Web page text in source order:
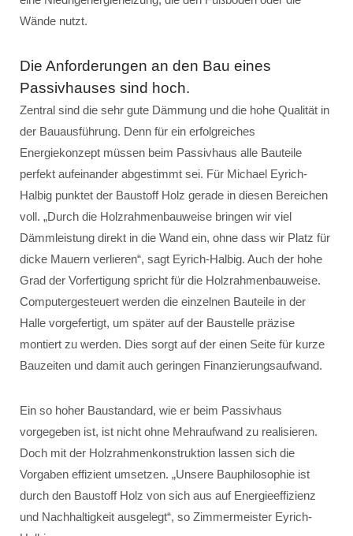
Wände nutzt.
Die Anforderungen an den Bau eines
Passivhauses sind hoch.
Zentral sind die sehr gute Dämmung und die hohe Qualität in
der Bauausführung. Denn für ein erfolgreiches
Energiekonzept müssen beim Passivhaus alle Bauteile
perfekt aufeinander abgestimmt sei. Für Michael Eyrich-
Halbig punktet der Baustoff Holz gerade in diesen Bereichen
voll. „Durch die Holzrahmenbauweise bringen wir viel
Dämmleistung direkt in die Wand ein, ohne dass wir Platz für
dicke Mauern verlieren“, sagt Eyrich-Halbig. Auch der hohe
Grad der Vorfertigung spricht für die Holzrahmenbauweise.
Computergesteuert werden die einzelnen Bauteile in der
Halle vorgefertigt, um später auf der Baustelle präzise
montiert zu werden. Dies sorgt auf der einen Seite für kurze
Bauzeiten und damit auch geringen Finanzierungsaufwand.
Ein so hoher Baustandard, wie er beim Passivhaus
vorgegeben ist, ist nicht ohne Mehraufwand zu realisieren.
Doch mit der Holzrahmenkonstruktion lassen sich die
Vorgaben effizient umsetzen. „Unsere Bauphilosophie ist
durch den Baustoff Holz von sich aus auf Energieeffizienz
und Nachhaltigkeit ausgelegt“, so Zimmermeister Eyrich-